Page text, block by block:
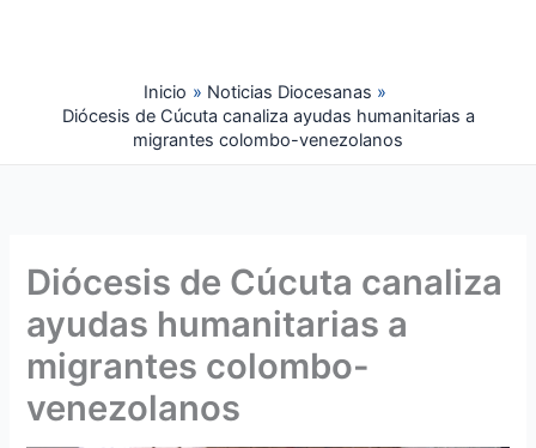
Inicio
Noticias Diocesanas
Diócesis de Cúcuta canaliza ayudas humanitarias a
migrantes colombo-venezolanos
Diócesis de Cúcuta canaliza
ayudas humanitarias a
migrantes colombo-
venezolanos